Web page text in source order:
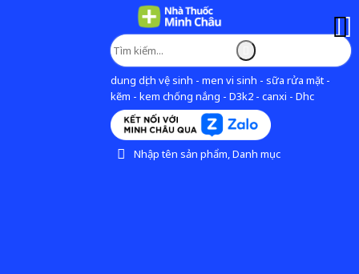
dung dịch vệ sinh - men vi sinh - sữa rửa mặt -
kẽm - kem chống nắng - D3k2 - canxi - Dhc
Nhập tên sản phẩm, Danh mục